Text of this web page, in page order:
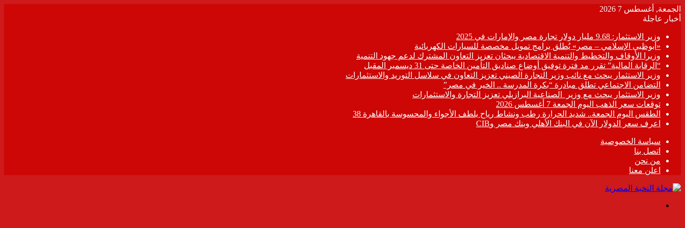
الجمعة, أغسطس 7 2026
أخبار عاجلة
وزير الاستثمار: 9.68 مليار دولار تجارة مصر والإمارات في 2025
«أبوظبي الإسلامي – مصر» يُطلق برامج تمويل مخصصة للسيارات الكهربائية
وزيرا الأوقاف والتخطيط والتنمية الاقتصادية يبحثان تعزيز التعاون المشترك لدعم جهود التنمية
“الرقابة المالية” تقرر مد فترة توفيق أوضاع صناديق التأمين الخاصة حتى 31 ديسمبر المقبل
وزير الاستثمار يبحث مع نائب وزير التجارة الصيني تعزيز التعاون في سلاسل التوريد والاستثمارات
التضامن الاجتماعي تطلق مبادرة “بكرة المدرسة .. الخير في مصر”
وزير الاستثمار يبحث مع وزير الصناعية البرازيلي تعزيز التجارة والاستثمارات
توقعات سعر الذهب اليوم الجمعة 7 أغسطس 2026
الطقس اليوم الجمعة.. شديد الحرارة رطب ونشاط رياح يلطف الأجواء والمحسوسة بالقاهرة 38
اعرف سعر الدولار الآن في البنك الأهلي وبنك مصر وCIB
سياسة الخصوصية
اتصل بنا
من نحن
اعلن معنا